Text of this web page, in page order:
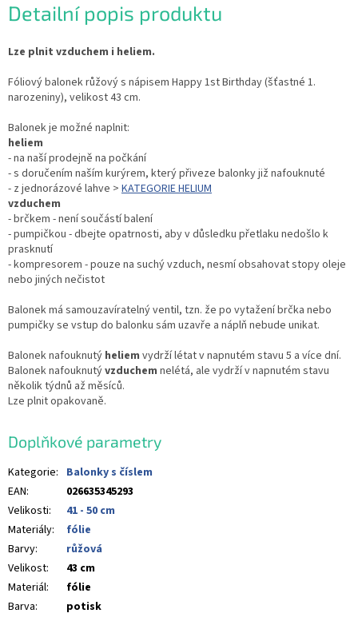
Detailní popis produktu
Lze plnit vzduchem i heliem.
Fóliový balonek růžový s nápisem Happy 1st Birthday (šťastné 1.
narozeniny), velikost 43 cm.
Balonek je možné naplnit:
heliem
- na naší prodejně na počkání
- s doručením naším kurýrem, který přiveze balonky již nafouknuté
- z jednorázové lahve > KATEGORIE HELIUM
vzduchem
- brčkem - není součástí balení
- pumpičkou - dbejte opatrnosti, aby v důsledku přetlaku nedošlo k
prasknutí
- kompresorem - pouze na suchý vzduch, nesmí obsahovat stopy oleje
nebo jiných nečistot
Balonek má samouzavíratelný ventil, tzn. že po vytažení brčka nebo
pumpičky se vstup do balonku sám uzavře a náplň nebude unikat.
Balonek nafouknutý heliem vydrží létat v napnutém stavu 5 a více dní.
Balonek nafouknutývzduchem nelétá, ale vydrží v napnutém stavu
několik týdnů až měsíců.
Lze plnit opakovaně.
Doplňkové parametry
Kategorie: Balonky s číslem
EAN:
026635345293
Velikosti:
41 - 50 cm
Materiály:
fólie
Barvy:
růžová
Velikost:
43 cm
Materiál:
fólie
Barva: potisk